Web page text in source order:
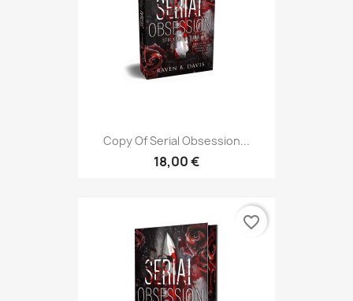
Copy Of Serial Obsession...
18,00 €
favorite_border